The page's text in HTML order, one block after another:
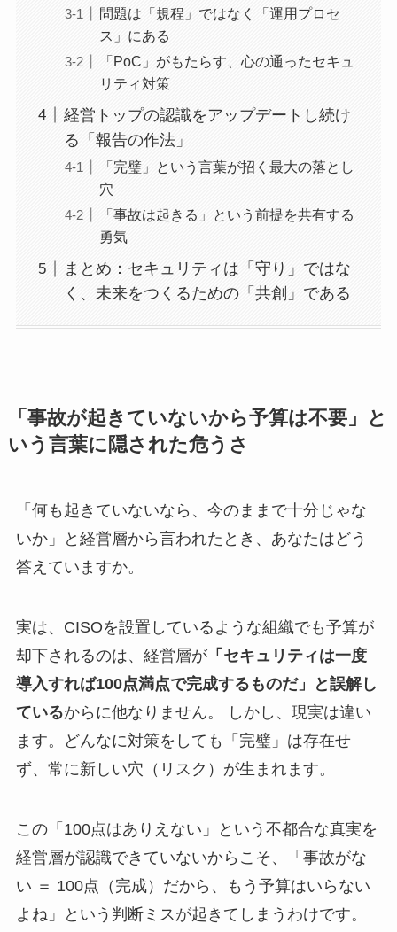
問題は「規程」ではなく「運用プロセ
ス」にある
「PoC」がもたらす、心の通ったセキュ
リティ対策
経営トップの認識をアップデートし続け
る「報告の作法」
「完璧」という言葉が招く最大の落とし
穴
「事故は起きる」という前提を共有する
勇気
まとめ：セキュリティは「守り」ではな
く、未来をつくるための「共創」である
「事故が起きていないから予算は不要」と
いう言葉に隠された危うさ
「何も起きていないなら、今のままで十分じゃな
いか」と経営層から言われたとき、あなたはどう
答えていますか。
実は、CISOを設置しているような組織でも予算が
却下されるのは、経営層が「セキュリティは一度
導入すれば100点満点で完成するものだ」と誤解し
ているからに他なりません。 しかし、現実は違い
ます。どんなに対策をしても「完璧」は存在せ
ず、常に新しい穴（リスク）が生まれます。
この「100点はありえない」という不都合な真実を
経営層が認識できていないからこそ、「事故がな
い ＝ 100点（完成）だから、もう予算はいらない
よね」という判断ミスが起きてしまうわけです。